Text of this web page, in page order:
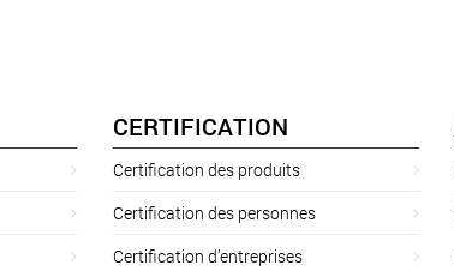
CERTIFICATION
Certification des produits
Certification des personnes
Certification d’entreprises